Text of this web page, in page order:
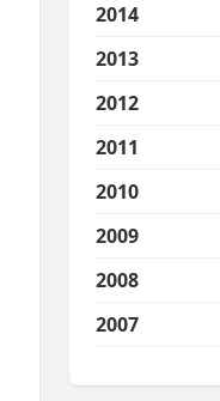
2014
2013
2012
2011
2010
2009
2008
2007